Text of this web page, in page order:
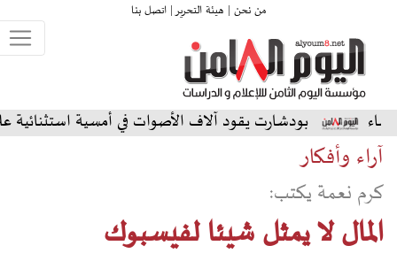
من نحن | هيئة التحرير |اتصل بنا
يقود آلاف الأصوات في أمسية استثنائية على المسرح
آراء وأفكار
كرم نعمة يكتب:
المال لا يمثل شيئا لفيسبوك